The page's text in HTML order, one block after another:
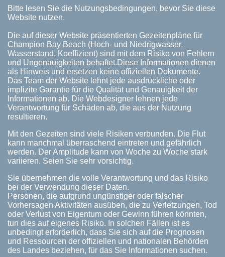
Bitte lesen Sie die Nutzungsbedingungen, bevor Sie diese
Website nutzen.
Die auf dieser Website präsentierten Gezeitenpläne für
Champion Bay Beach (Hoch- und Niedrigwasser,
Wasserstand, Koeffizient) sind mit dem Risiko von Fehlern
und Ungenauigkeiten behaftet.Diese Informationen dienen
als Hinweis und ersetzen keine offiziellen Dokumente.
Das Team der Website lehnt jede ausdrückliche oder
implizite Garantie für die Qualität und Genauigkeit der
Informationen ab. Die Webdesigner lehnen jede
Verantwortung für Schäden ab, die aus der Nutzung
resultieren.
Mit den Gezeiten sind viele Risiken verbunden. Die Flut
kann manchmal überraschend eintreten und gefährlich
werden. Der Amplitude kann von Woche zu Woche stark
variieren. Seien Sie sehr vorsichtig.
Sie übernehmen die volle Verantwortung und das Risiko
bei der Verwendung dieser Daten.
Personen, die aufgrund ungünstiger oder falscher
Vorhersagen Aktivitäten ausüben, die zu Verletzungen, Tod
oder Verlust von Eigentum oder Gewinn führen könnten,
tun dies auf eigenes Risiko. In solchen Fällen ist es
unbedingt erforderlich, dass Sie sich auf die Prognosen
und Ressourcen der offiziellen und nationalen Behörden
des Landes beziehen, für das Sie Informationen suchen.